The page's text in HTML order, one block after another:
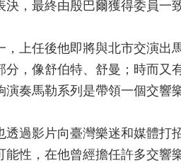
，最終由殷巴爾獲得委員一
上任後他即將與北市交演
，像舒伯特、舒曼；時而
奏馬勒系列是帶領一個交響
過影片向臺灣樂迷和媒體打
性，在他曾經擔任許多交